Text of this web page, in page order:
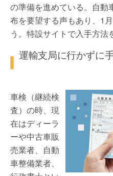
の準備を進めている。自動
布を要望する声もあり、1
う。特設サイトで入手方法
運輸支局に行かずに
車検（継続検
査）の時、現
在はディーラ
ーや中古車販
売業者、自動
車整備業者、